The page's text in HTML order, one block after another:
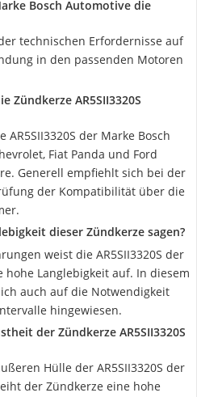
Bosch Automotive die
technischen Erfordernisse auf
in den passenden Motoren
Zündkerze AR5SII3320S
der Marke Bosch
Fiat Panda und Ford
Generell empfiehlt sich bei der
der Kompatibilität über die
dieser Zündkerze sagen?
weist die AR5SII3320S der
hohe Langlebigkeit auf. In diesem
auch auf die Notwendigkeit
hingewiesen.
der Zündkerze AR5SII3320S
Hülle der AR5SII3320S der
der Zündkerze eine hohe